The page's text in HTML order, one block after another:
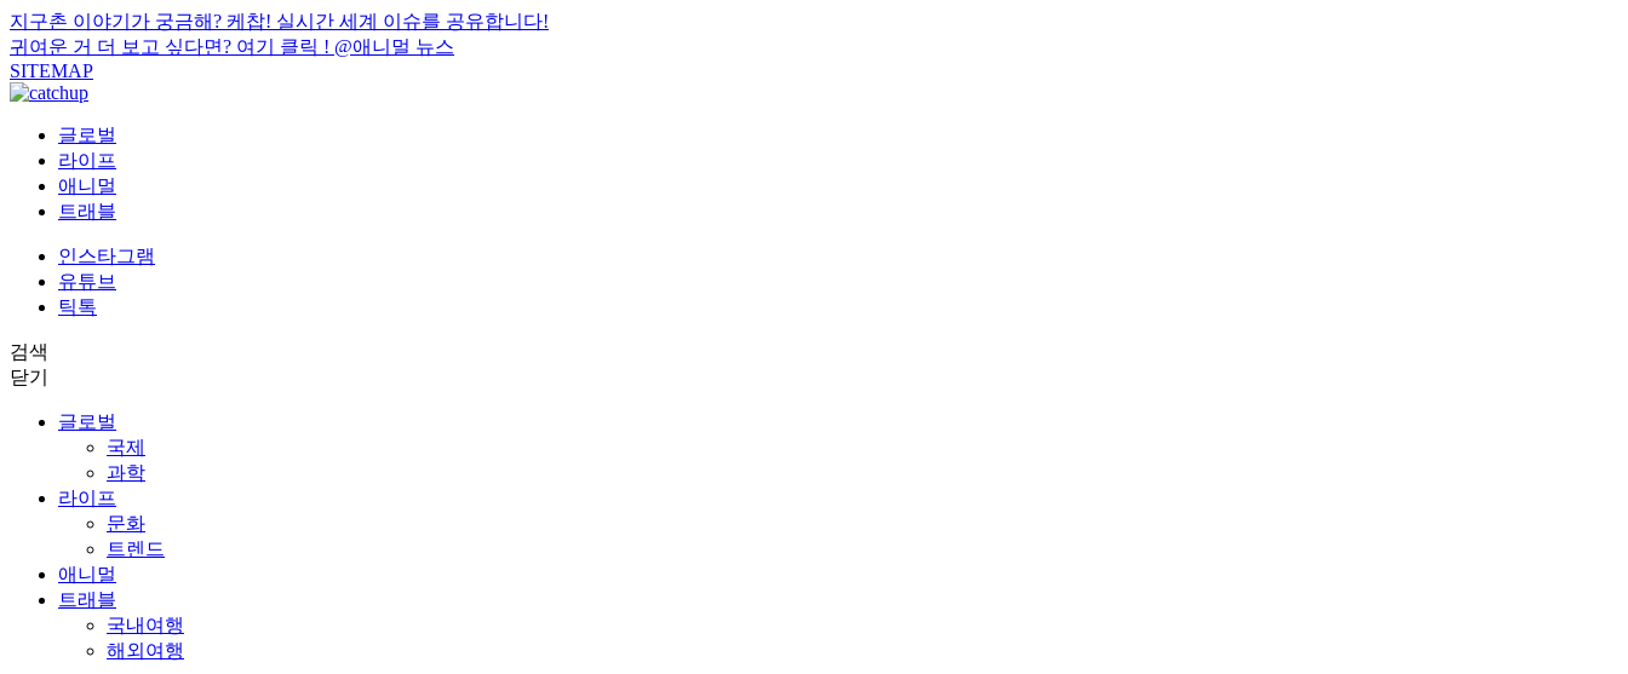
지구촌 이야기가 궁금해? 케찹! 실시간 세계 이슈를 공유합니다!
귀여운 거 더 보고 싶다면? 여기 클릭 ! @애니멀 뉴스
SITEMAP
글로벌
라이프
애니멀
트래블
인스타그램
유튜브
틱톡
검색
닫기
글로벌
국제
과학
라이프
문화
트렌드
애니멀
트래블
국내여행
해외여행